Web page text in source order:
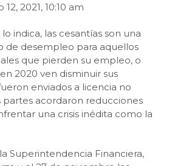
2021, 10:10 am
indica, las cesantías son una
de desempleo para aquellos
que pierden su empleo, o
2020 ven disminuir sus
enviados a licencia no
partes acordaron reducciones
una crisis inédita como la
Superintendencia Financiera,